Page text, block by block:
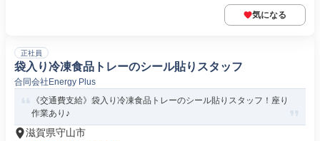
気になる
正社員
袋入り冷凍食品トレーのシール貼りスタッフ
合同会社Energy Plus
《交通費支給》袋入り冷凍食品トレーのシール貼りスタッフ！座り
作業あり♪
滋賀県守山市